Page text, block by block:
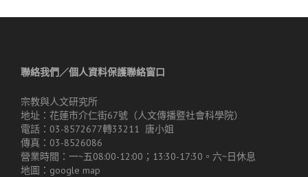
聯絡我們／個人資料保護聯絡窗口
宗教與人文研究所
地址：花蓮市介仁街67號（人文傳播暨社會科學院）
電話：03-8572677轉33211 唐小姐
傳真：03-8526086
營業時間：一~五08:00-12:00；13:30-17:30。六~日休息
地圖： google map